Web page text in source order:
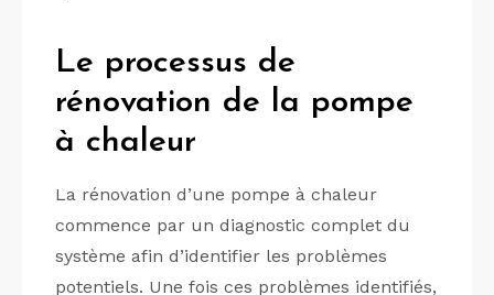
Le processus de
rénovation de la pompe
à chaleur
La rénovation d’une pompe à chaleur
commence par un diagnostic complet du
système afin d’identifier les problèmes
potentiels. Une fois ces problèmes identifiés,